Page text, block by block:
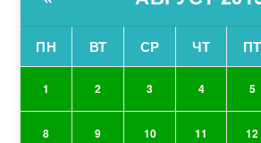
ПН ВТ СР ЧТ ПТ
1 2 3 4 5
8 9 10 11 12